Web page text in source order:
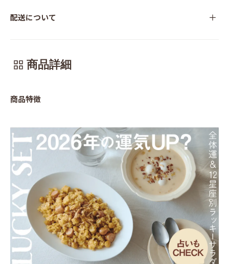
配送について
商品詳細
商品特徴